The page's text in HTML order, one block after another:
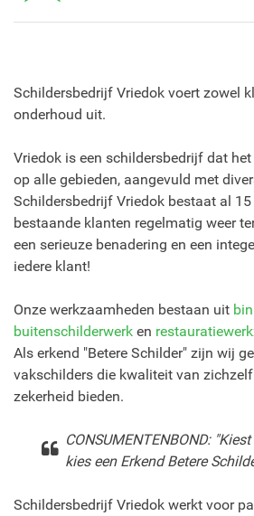
Schildersbedrijf Vriedok voert zowel
onderhoud uit.
Vriedok is een schildersbedrijf dat
op alle gebieden, aangevuld met
Schildersbedrijf Vriedok bestaat al
bestaande klanten regelmatig weer
een serieuze benadering en een
iedere klant!
Onze werkzaamheden bestaan uit
buitenschilderwerk en
Als erkend "Betere Schilder" zijn wij
vakschilders die kwaliteit van
zekerheid bieden.
CONSUMENTENBOND:
kies een Erkend Betere
Schildersbedrijf Vriedok werkt voor